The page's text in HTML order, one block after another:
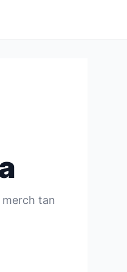
merch tan